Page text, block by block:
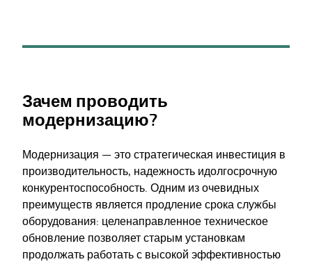
Зачем проводить
модернизацию?
Модернизация — это стратегическая инвестиция в
производительность, надежность идолгосрочную
конкурентоспособность. Одним из очевидных
преимуществ является продление срока службы
оборудования: целенаправленное техническое
обновление позволяет старым установкам
продолжать работать с высокой эффективностью